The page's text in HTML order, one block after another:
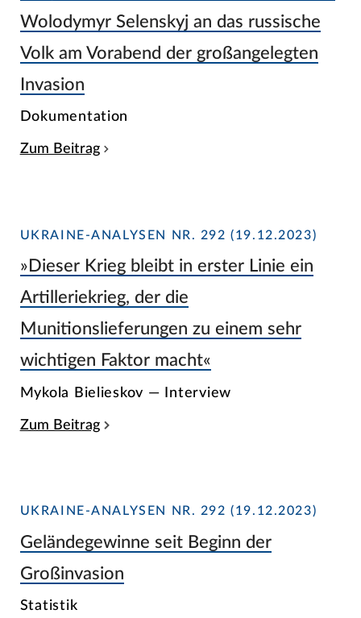
Wolodymyr Selenskyj an das russische
Volk am Vorabend der großangelegten
Invasion
Dokumentation
Zum Beitrag
UKRAINE-ANALYSEN NR. 292 (19.12.2023)
»Dieser Krieg bleibt in erster Linie ein
Artilleriekrieg, der die
Munitionslieferungen zu einem sehr
wichtigen Faktor macht«
Mykola Bielieskov — Interview
Zum Beitrag
UKRAINE-ANALYSEN NR. 292 (19.12.2023)
Geländegewinne seit Beginn der
Großinvasion
Statistik